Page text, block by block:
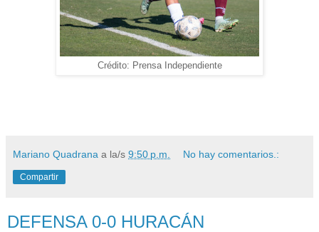
Crédito: Prensa Independiente
Mariano Quadrana a la/s 9:50 p.m. No hay comentarios.:
Compartir
DEFENSA 0-0 HURACÁN